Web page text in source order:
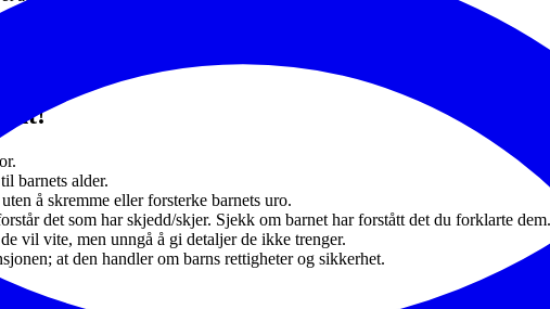
barnets alder.
å skremme eller forsterke barnets uro.
det som har skjedd/skjer. Sjekk om barnet har forstått det du forklarte dem.
vil vite, men unngå å gi detaljer de ikke trenger.
at den handler om barns rettigheter og sikkerhet.